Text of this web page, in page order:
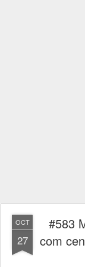
OCT
27
#583
com